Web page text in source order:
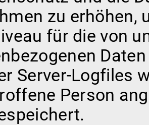
zu
für die von
Server-Logfiles
Person